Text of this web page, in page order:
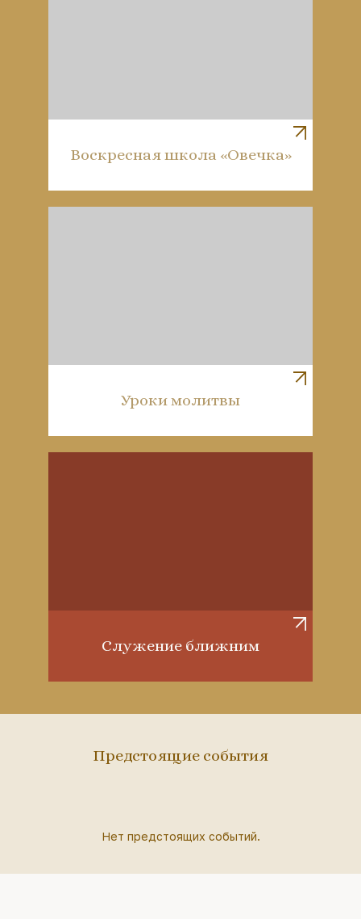
Служение ближним
Уроки молитвы
Воскресная школа «Овечка»
Предстоящие события
Нет предстоящих событий.